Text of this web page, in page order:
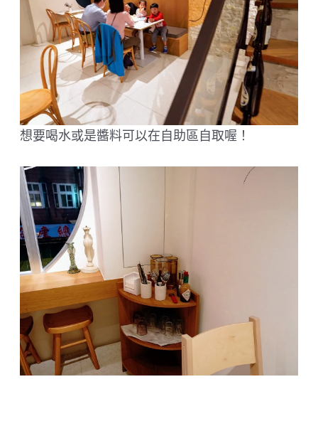
想要喝水或是醬料可以在自助區自取喔！